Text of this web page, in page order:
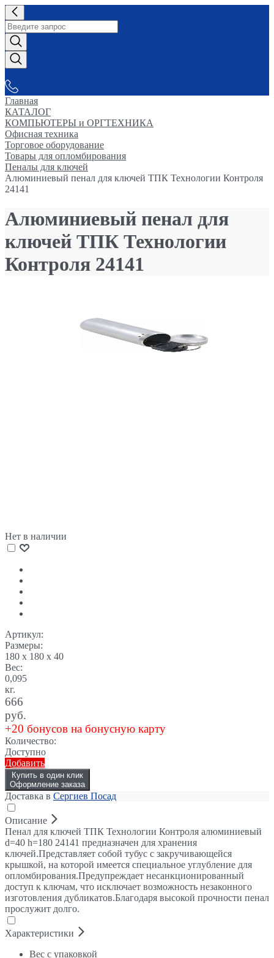
Главная
КАТАЛОГ
КОМПЬЮТЕРЫ и ОРГТЕХНИКА
Офисная техника
Торговое оборудование
Товары для опломбирования
Пеналы для ключей
Алюминиевый пенал для ключей ТПК Технологии Контроля
24141
Алюминиевый пенал для
ключей ТПК Технологии
Контроля 24141
Нет в наличии
Артикул:
Размеры:
180 x 180 x 40
Вес:
0,095
кг.
666
руб.
+20 бонусов на бонусную карту
Количество:
Доступно
Добавить
Купить в один клик
Оформление заказа
Доставка в Сергиев Посад
Описание
Пенал для ключей ТПК Технологии Контроля алюминиевый
d=40 h=180 24141 предназначен для хранения
ключей.Представляет собой тубус с закручивающейся
крышкой, на которой имеется специальное углубление для
опломбирования.Предупреждает несанкционированный
доступ к ключам, что исключает возможность незаконного
изготовления дубликатов.Благодаря высокой прочности пенал
прослужит долго.
Характеристики
Вес с упаковкой